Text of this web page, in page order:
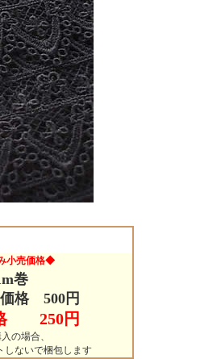
小売価格◆
巻
格 500円
250円
の場合、
しないで梱包します